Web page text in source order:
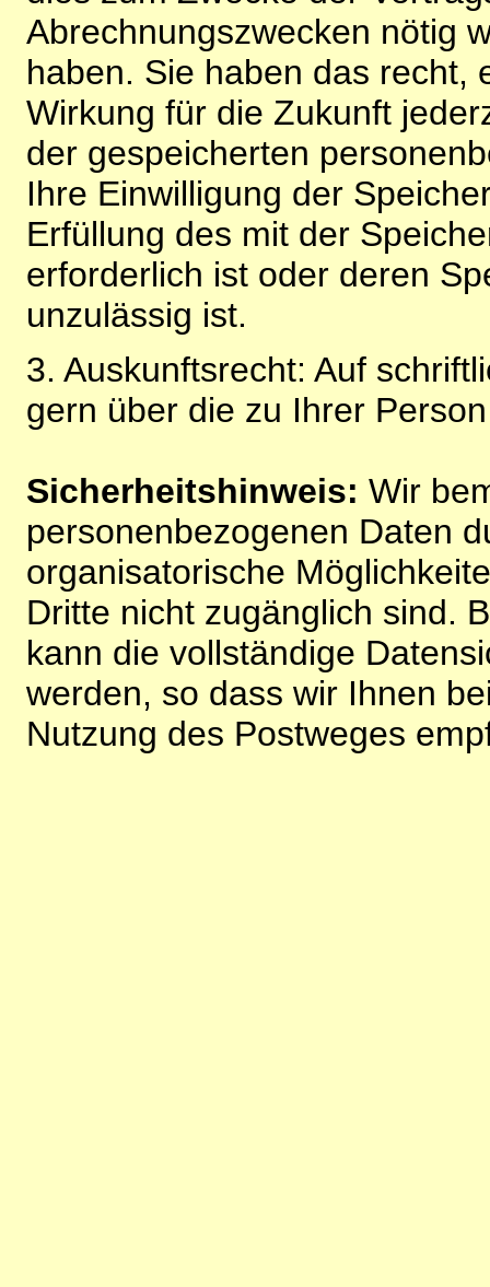
Abrechnungszwecken nötig
haben. Sie haben das recht,
Wirkung für die Zukunft
der gespeicherten
Ihre Einwilligung der
Erfüllung des mit der
erforderlich ist oder deren
unzulässig ist.
3. Auskunftsrecht: Auf
gern über die zu Ihrer
Sicherheitshinweis: Wir
personenbezogenen Daten
organisatorische
Dritte nicht zugänglich sind.
kann die vollständige
werden, so dass wir Ihnen
Nutzung des Postweges